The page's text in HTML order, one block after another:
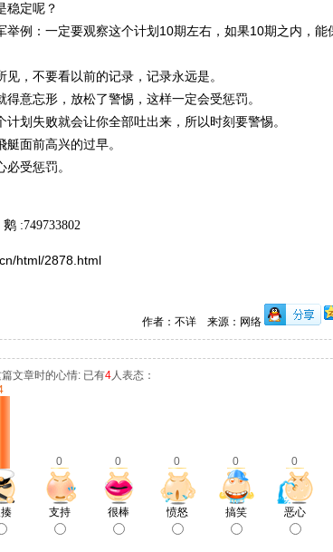
稳定呢？
举例：一定要观察这个计划10期左右，如果10期之内，能
，不要看以前的记录，记录永远是。
意忘形，放松了警惕，这样一定会受惩罚。
划失败就会让你全部吐出来，所以时刻要警惕。
面前高兴的过早。
受惩罚。
:749733802
html/2878.html
作者：不详 来源：网络
文章时的心情: 已有4人表态：
0 0 0 0 0
支持 很棒 愤怒 搞笑 恶心